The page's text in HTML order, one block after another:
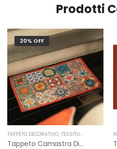
Prodotti
20% OFF
TAPPETO DECORATIVO, TESSITURA TOSCANA TELERIE
Tappeto Camastra Di Tessitura Toscana Telerie